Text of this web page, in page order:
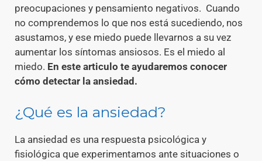
preocupaciones y pensamiento negativos. Cuando
no comprendemos lo que nos está sucediendo, nos
asustamos, y ese miedo puede llevarnos a su vez
aumentar los síntomas ansiosos. Es el miedo al
miedo. En este articulo te ayudaremos conocer
cómo detectar la ansiedad.
¿Qué es la ansiedad?
La ansiedad es una respuesta psicológica y
fisiológica que experimentamos ante situaciones o